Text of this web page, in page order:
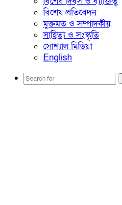
বিশেষ প্রতিবেদন
মুক্তমত ও সম্পাদকীয়
সাহিত্য ও সংস্কৃতি
সোশ্যাল মিডিয়া
English